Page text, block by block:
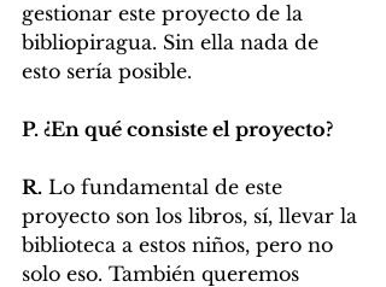
gestionar este proyecto de la
bibliopiragua. Sin ella nada de
esto sería posible.
P. ¿En qué consiste el proyecto?
R. Lo fundamental de este
proyecto son los libros, sí, llevar la
biblioteca a estos niños, pero no
solo eso. También queremos